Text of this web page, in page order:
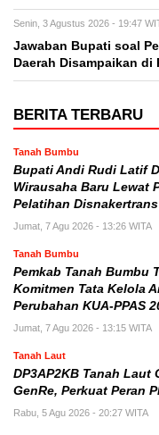
Senin, 3 Agustus 2026 - 19:47
Jawaban Bupati soal
Daerah Disampaikan di
BERITA TERBARU
Tanah Bumbu
Bupati Andi Rudi Latif
Wirausaha Baru Lewat
Pelatihan Disnakertrans
Jumat, 7 Agu 2026 - 13:26 WITA
Tanah Bumbu
Pemkab Tanah Bumbu
Komitmen Tata Kelola
Perubahan KUA-PPAS
Jumat, 7 Agu 2026 - 13:15 WITA
Tanah Laut
DP3AP2KB Tanah Laut
GenRe, Perkuat Peran
Rabu, 5 Agu 2026 - 20:27 WITA